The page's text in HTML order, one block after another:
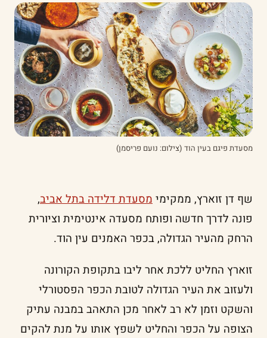
מסעדת פיגם בעין הוד (צילום: נועם פריסמן)
שף דן זוארץ, ממקימימסעדת דלידה בתל אביב,
פונה לדרך חדשה ופותח מסעדה אינטימית וציורית
הרחק מהעיר הגדולה, בכפר האמנים עין הוד.
זוארץ החליט ללכת אחר ליבו בתקופת הקורונה
ולעזוב את העיר הגדולה לטובת הכפר הפסטורלי
והשקט וזמן לא רב לאחר מכן התאהב במבנה עתיק
הצופה על הכפר והחליט לשפץ אותו על מנת להקים